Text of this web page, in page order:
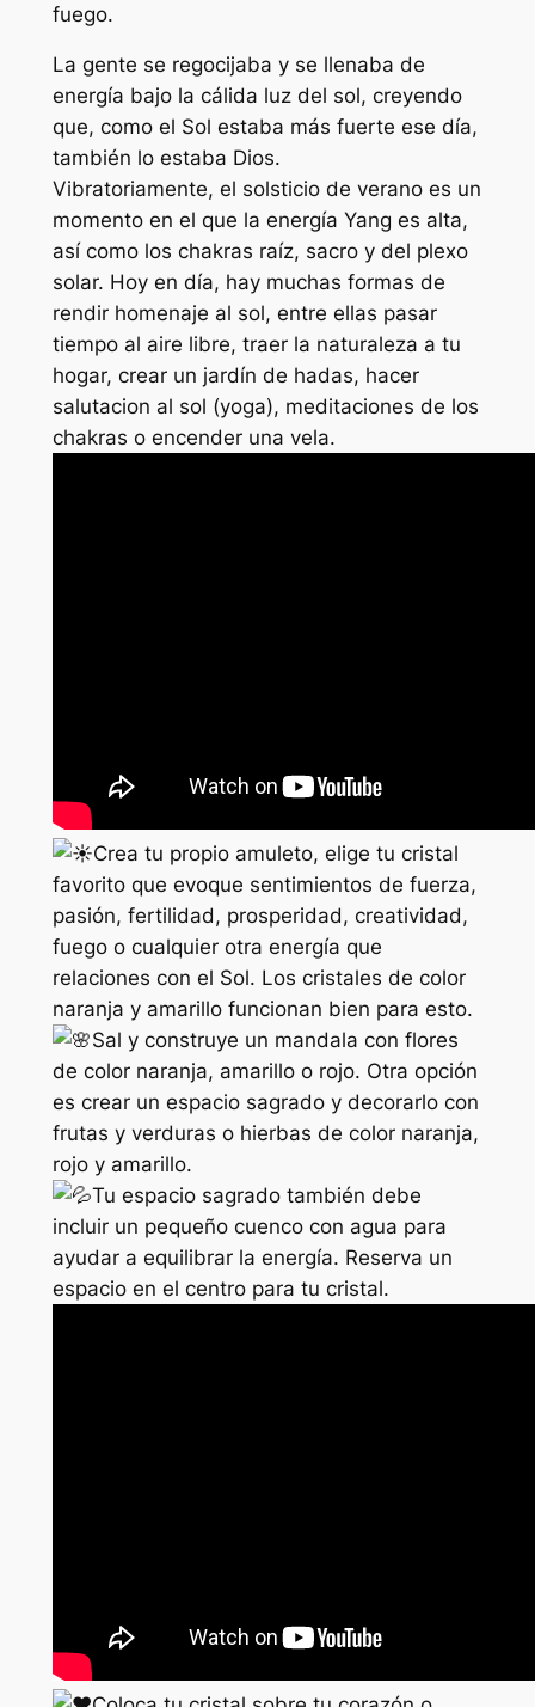
fuego.
La gente se regocijaba y se llenaba de
energía bajo la cálida luz del sol, creyendo
que, como el Sol estaba más fuerte ese día,
también lo estaba Dios.
Vibratoriamente, el solsticio de verano es un
momento en el que la energía Yang es alta,
así como los chakras raíz, sacro y del plexo
solar. Hoy en día, hay muchas formas de
rendir homenaje al sol, entre ellas pasar
tiempo al aire libre, traer la naturaleza a tu
hogar, crear un jardín de hadas, hacer
salutacion al sol (yoga), meditaciones de los
chakras o encender una vela.
Crea tu propio amuleto, elige tu cristal
favorito que evoque sentimientos de fuerza,
pasión, fertilidad, prosperidad, creatividad,
fuego o cualquier otra energía que
relaciones con el Sol. Los cristales de color
naranja y amarillo funcionan bien para esto.
Sal y construye un mandala con flores
de color naranja, amarillo o rojo. Otra opción
es crear un espacio sagrado y decorarlo con
frutas y verduras o hierbas de color naranja,
rojo y amarillo.
Tu espacio sagrado también debe
incluir un pequeño cuenco con agua para
ayudar a equilibrar la energía. Reserva un
espacio en el centro para tu cristal.